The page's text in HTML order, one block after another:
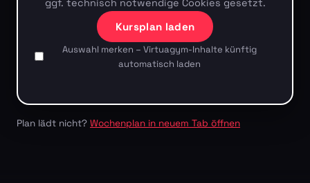
ggf. technisch notwendige Cookies gesetzt.
Kursplan laden
Auswahl merken – Virtuagym-Inhalte künftig
automatisch laden
Plan lädt nicht? Wochenplan in neuem Tab öffnen